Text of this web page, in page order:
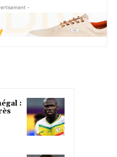
-
: